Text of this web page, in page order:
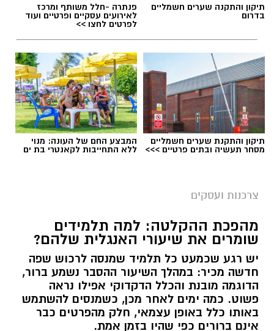
תיקון והתקנה שערים חשמליים
בדרום
פנתרה -חלל משותף ומרכז
לאירועים עסקיים ופרטיים ועוד
לפרטים לחצו >>
תיקון והתקנת שערים חשמליים
מסחר תעשיה ובתים פרטיים >>>
המבצע החם של העונה: מנוי
ללא התחייבות לקאנטרי בת ים
צרכנות ועסקים
מהפכת ההקלטה: למה תלמידים
שומרים את שיעורי האנגלית שלהם?
יש רגע שכמעט כל תלמיד שמנסה לרכוש שפה
חדשה מכיר: במהלך השיעור ההסבר נשמע ברור,
הדוגמה מובנת והכלל הדקדוקי אפילו נראה
פשוט. כמה ימים לאחר מכן, כשמנסים להשתמש
באותו כלל באופן עצמאי, חלק מהפרטים כבר
אינם ברורים כפי שהיו בזמן אמת.